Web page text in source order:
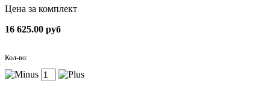
Цена за комплект
16 625.00 руб
Кол-во: